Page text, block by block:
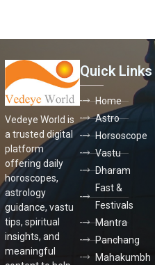
Vedeye World is
a trusted digital
platform
offering daily
horoscopes,
astrology
guidance, vastu
tips, spiritual
insights, and
meaningful
Quick Links
Home
Astro
Horsoscope
Vastu
Dharam
Fast &
Festivals
Mantra
Panchang
Mahakumbh